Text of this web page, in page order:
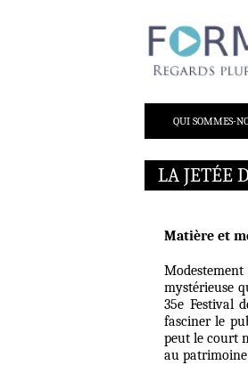
QUI SOMMES-
LA JETÉE
Matière et
mystérieuse
35e Festival
fasciner le
peut le court
au